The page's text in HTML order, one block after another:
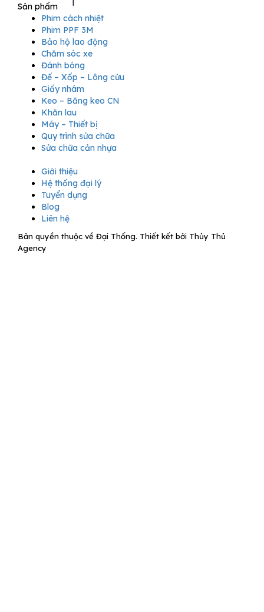
Sản phẩm
Phim cách nhiệt
Phim PPF 3M
Bảo hộ lao động
Chăm sóc xe
Đánh bóng
Đế – Xốp – Lông cừu
Giấy nhám
Keo – Băng keo CN
Khăn lau
Máy – Thiết bị
Quy trình sửa chữa
Sửa chữa cản nhựa
Giới thiệu
Hệ thống đại lý
Tuyển dụng
Blog
Liên hệ
Bản quyền thuộc về Đại Thống. Thiết kết bởi Thủy Thủ
Agency